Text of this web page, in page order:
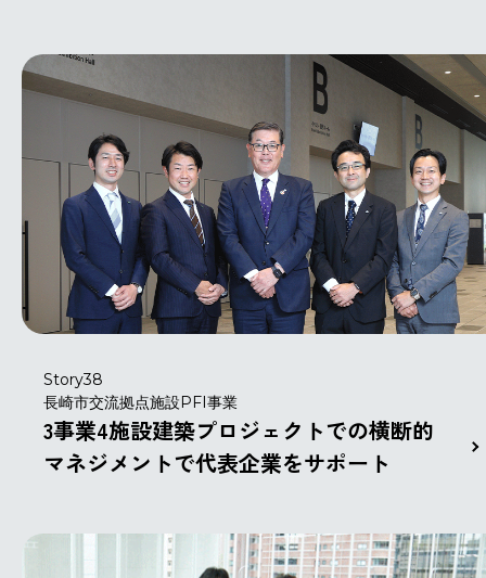
Story38
長崎市交流拠点施設PFI事業
3事業4施設建築プロジェクトでの横断的
マネジメントで代表企業をサポート